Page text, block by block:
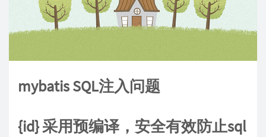
mybatis SQL注入问题
{id} 采用预编译，安全有效防止sql